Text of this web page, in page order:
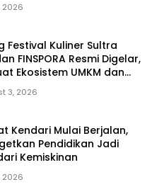
2026
Festival Kuliner Sultra
FINSPORA Resmi Digelar,
Ekosistem UMKM dan
3, 2026
Kendari Mulai Berjalan,
Pendidikan Jadi
Kemiskinan
2026